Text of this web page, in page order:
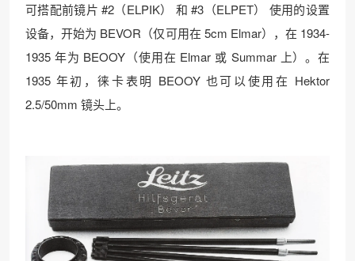
可搭配前镜片 #2（ELPIK） 和 #3（ELPET） 使用的设置
设备，开始为 BEVOR（仅可用在 5cm Elmar），在 1934-
1935 年为 BEOOY（使用在 Elmar 或 Summar 上）。在
1935 年初，徕卡表明 BEOOY 也可以使用在 Hektor
2.5/50mm 镜头上。